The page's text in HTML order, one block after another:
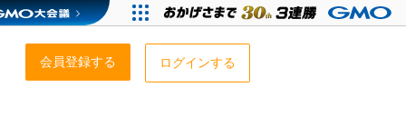
会員登録する ログインする